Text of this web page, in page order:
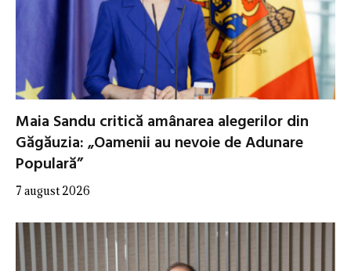
Maia Sandu critică amânarea alegerilor din
Găgăuzia: „Oamenii au nevoie de Adunare
Populară”
7 august 2026